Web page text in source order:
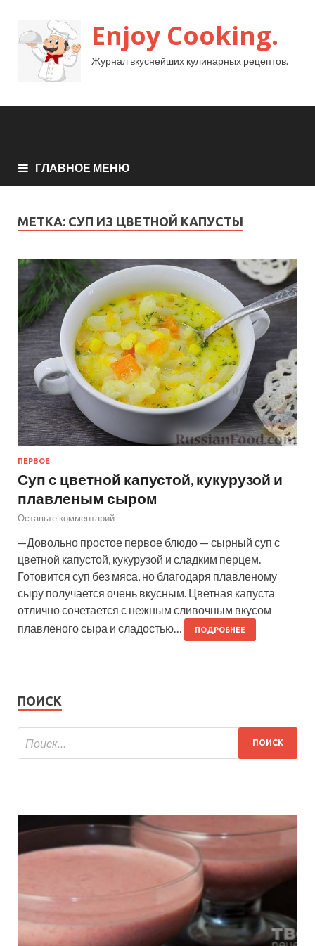
Enjoy Cooking.
Журнал вкуснейших кулинарных рецептов.
ГЛАВНОЕ МЕНЮ
МЕТКА: СУП ИЗ ЦВЕТНОЙ КАПУСТЫ
ПЕРВОЕ
Суп с цветной капустой, кукурузой и
плавленым сыром
Оставьте комментарий
—Довольно простое первое блюдо — сырный суп с
цветной капустой, кукурузой и сладким перцем.
Готовится суп без мяса, но благодаря плавленому
сыру получается очень вкусным. Цветная капуста
отлично сочетается с нежным сливочным вкусом
плавленого сыра и сладостью…
ПОДРОБНЕЕ
ПОИСК